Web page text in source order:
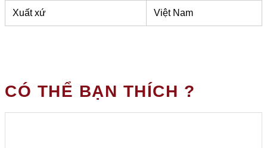
Xuất xứ Việt Nam
CÓ THỂ BẠN THÍCH ?